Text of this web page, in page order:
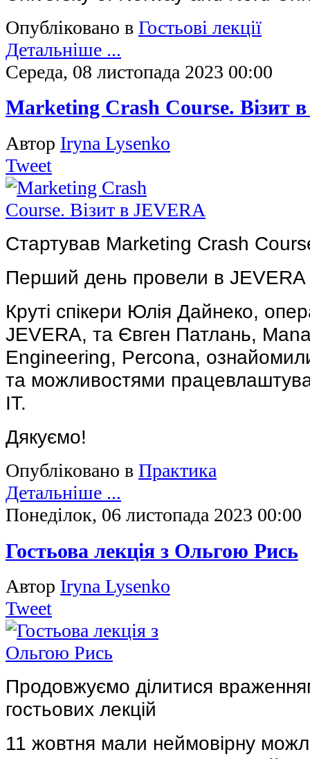
Опубліковано в Гостьові лекції
Детальніше ...
Середа, 08 листопада 2023 00:00
Marketing Crash Course. Візит
Автор Iryna Lysenko
Tweet
Стартував Marketing Crash
Перший день провели в JEVERA
Круті спікери Юлія Дайнеко,
JEVERA, та Євген Патлань,
Engineering, Percona,
та можливостями
ІТ.
Дякуємо!
Опубліковано в Практика
Детальніше ...
Понеділок, 06 листопада 2023 00:00
Гостьова лекція з Ольгою Рись
Автор Iryna Lysenko
Tweet
Продовжуємо ділитися
гостьових лекцій
11 жовтня мали неймовірну